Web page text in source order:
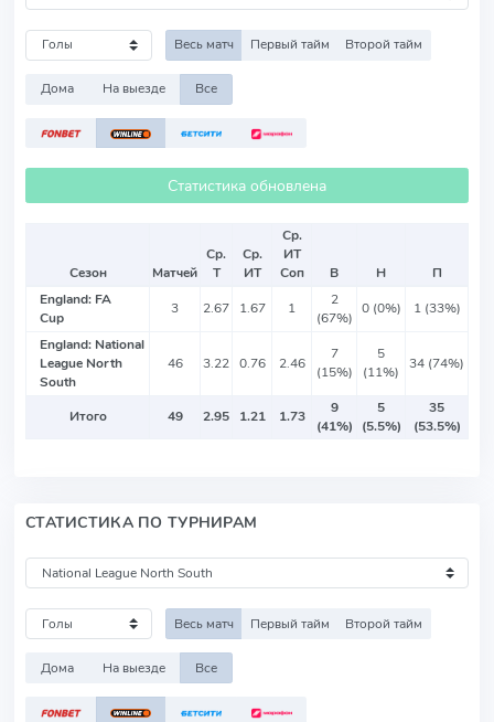
Весь матч Первый тайм Второй тайм
Дома На выезде Все
Статистика обновлена
Сезон Матчей
Ср.
Т
Ср.
ИТ
Ср.
ИТ
Соп
В Н
П
England: FA
Cup
3 2.67 1.67 1
2
(67%)
0 (0%) 1 (33%)
England: National
League North
South
46 3.22 0.76 2.46
7
(15%)
5
(11%)
34 (74%)
Итого 49 2.95 1.21 1.73
9
(41%)
5
(5.5%)
35
(53.5%)
СТАТИСТИКА ПО ТУРНИРАМ
Весь матч Первый тайм Второй тайм
Дома На выезде Все